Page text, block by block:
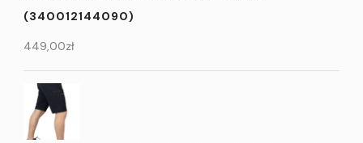
(340012144090)
449,00zł